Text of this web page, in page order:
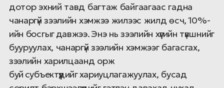
дотор эхний тавд багтаж байгаагаас гадна
чанаргүй зээлийн хэмжээ жилээс жилд өсч, 10%-
ийн босгыг давжээ. Энэ нь зээлийн хүүгийн түвшнийг
бууруулах, чанаргүй зээлийн хэмжээг багасгах,
зээлийн харилцаанд орж
буй субъектүүдийг хариуцлагажуулах, бусад